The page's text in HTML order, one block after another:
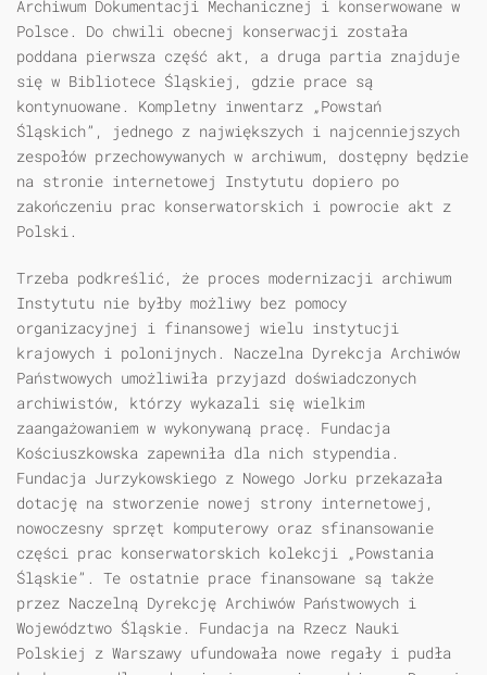
Archiwum Dokumentacji Mechanicznej i konserwowane w
Polsce. Do chwili obecnej konserwacji została
poddana pierwsza część akt, a druga partia znajduje
się w Bibliotece Śląskiej, gdzie prace są
kontynuowane. Kompletny inwentarz „Powstań
Śląskich”, jednego z największych i najcenniejszych
zespołów przechowywanych w archiwum, dostępny będzie
na stronie internetowej Instytutu dopiero po
zakończeniu prac konserwatorskich i powrocie akt z
Polski.
Trzeba podkreślić, że proces modernizacji archiwum
Instytutu nie byłby możliwy bez pomocy
organizacyjnej i finansowej wielu instytucji
krajowych i polonijnych. Naczelna Dyrekcja Archiwów
Państwowych umożliwiła przyjazd doświadczonych
archiwistów, którzy wykazali się wielkim
zaangażowaniem w wykonywaną pracę. Fundacja
Kościuszkowska zapewniła dla nich stypendia.
Fundacja Jurzykowskiego z Nowego Jorku przekazała
dotację na stworzenie nowej strony internetowej,
nowoczesny sprzęt komputerowy oraz sfinansowanie
części prac konserwatorskich kolekcji „Powstania
Śląskie”. Te ostatnie prace finansowane są także
przez Naczelną Dyrekcję Archiwów Państwowych i
Województwo Śląskie. Fundacja na Rzecz Nauki
Polskiej z Warszawy ufundowała nowe regały i pudła